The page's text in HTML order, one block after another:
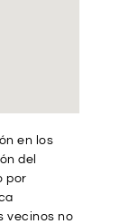
en los
del
por
vecinos no